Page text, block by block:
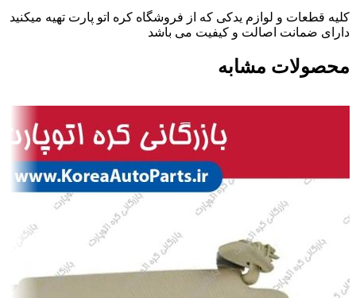
کلیه قطعات و لوازم یدکی که از فروشگاه کره اتو پارت تهیه میکنید
دارای ضمانت اصالت و کیفیت می باشد
محصولات مشابه